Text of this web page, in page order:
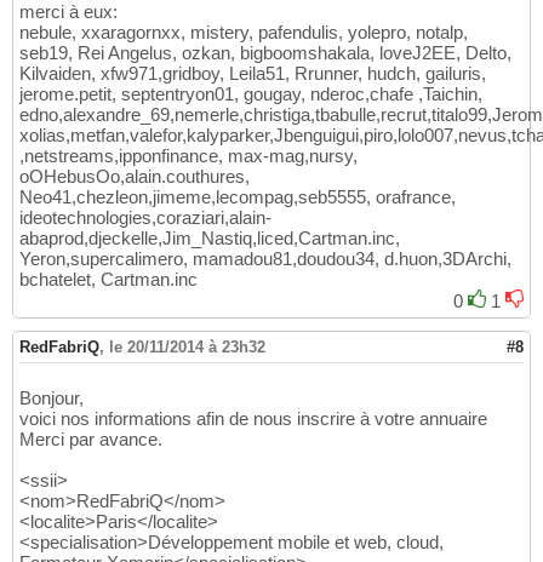
merci à eux:
nebule, xxaragornxx, mistery, pafendulis, yolepro, notalp,
seb19, Rei Angelus, ozkan, bigboomshakala, loveJ2EE, Delto,
Kilvaiden, xfw971,gridboy, Leila51, Rrunner, hudch, gailuris,
jerome.petit, septentryon01, gougay, nderoc,chafe ,Taichin,
,netstreams,ipponfinance, max-mag,nursy,
oOHebusOo,alain.couthures,
Neo41,chezleon,jimeme,lecompag,seb5555, orafrance,
ideotechnologies,coraziari,alain-
abaprod,djeckelle,Jim_Nastiq,liced,Cartman.inc,
Yeron,supercalimero, mamadou81,doudou34, d.huon,3DArchi,
bchatelet, Cartman.inc
0
1
RedFabriQ, le 20/11/2014 à 23h32 #8
Bonjour,
voici nos informations afin de nous inscrire à votre annuaire
Merci par avance.
<ssii>
<nom>RedFabriQ</nom>
<localite>Paris</localite>
<specialisation>Développement mobile et web, cloud,